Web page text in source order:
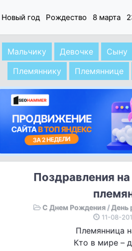
Новый год Рождество 8 марта
Мальчику Девочке Сыну
Племяннику
Племяннице
Поздравления
С Днем Рождения/День
11-08-
Племянница
Кто в мире –